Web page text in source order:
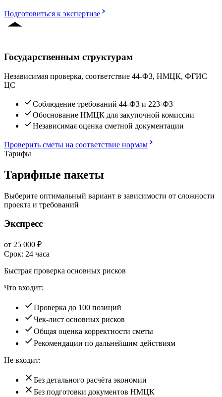
Подготовиться к экспертизе
Государственным структурам
Независимая проверка, соответствие 44-ФЗ, НМЦК, ФГИС
ЦС
Соблюдение требований 44-ФЗ и 223-ФЗ
Обоснование НМЦК для закупочной комиссии
Независимая оценка сметной документации
Проверить сметы на соответствие нормам
Тарифы
Тарифные пакеты
Выберите оптимальный вариант в зависимости от сложности
проекта и требований
Экспресс
от 25 000 ₽
Срок: 24 часа
Быстрая проверка основных рисков
Что входит:
Проверка до 100 позиций
Чек-лист основных рисков
Общая оценка корректности сметы
Рекомендации по дальнейшим действиям
Не входит:
Без детального расчёта экономии
Без подготовки документов НМЦК